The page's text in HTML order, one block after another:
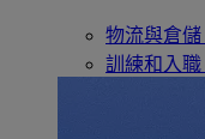
物流與倉儲
訓練和入職